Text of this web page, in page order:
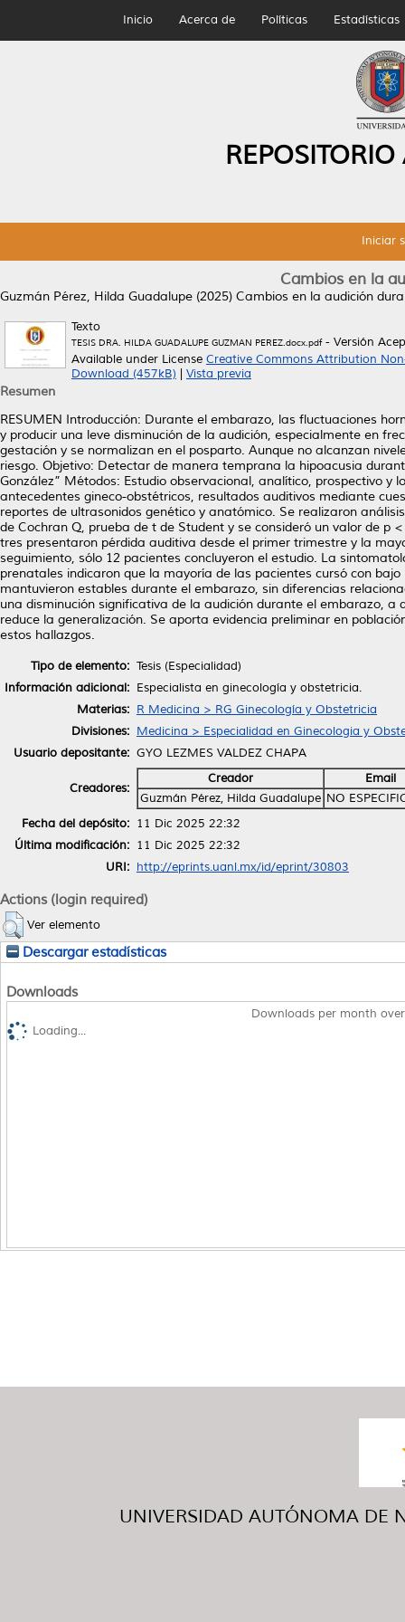
Inicio Acerca de Políticas Estadísticas
Iniciar
Cambios en la
Guzmán Pérez, Hilda Guadalupe (2025) Cambios en la audición
Texto
TESIS DRA. HILDA GUADALUPE GUZMAN PEREZ.docx.pdf- Versión
Available under License Creative Commons Attribution
Download (457kB)
Vista previa
Resumen
RESUMEN Introducción: Durante el embarazo, las fluctuaciones
y producir una leve disminución de la audición, especialmente en
gestación y se normalizan en el posparto. Aunque no alcanzan
riesgo. Objetivo: Detectar de manera temprana la hipoacusia
González” Métodos: Estudio observacional, analítico, prospectivo
antecedentes gineco-obstétricos, resultados auditivos mediante
reportes de ultrasonidos genético y anatómico. Se realizaron
de Cochran Q, prueba de t de Student y se consideró un valor de p
tres presentaron pérdida auditiva desde el primer trimestre y la
seguimiento, sólo 12 pacientes concluyeron el estudio. La
prenatales indicaron que la mayoría de las pacientes cursó con
mantuvieron estables durante el embarazo, sin diferencias
una disminución significativa de la audición durante el embarazo,
reduce la generalización. Se aporta evidencia preliminar en
estos hallazgos.
Tipo de elemento: Tesis (Especialidad)
Información adicional: Especialista en ginecología y obstetricia.
Materias: R Medicina > RG Ginecología y Obstetricia
Divisiones: Medicina > Especialidad en Ginecologia y
Usuario depositante: GYO LEZMES VALDEZ CHAPA
Creadores:
Creador
Email
Guzmán Pérez, Hilda Guadalupe NO
Fecha del depósito: 11 Dic 2025 22:32
Última modificación: 11 Dic 2025 22:32
URI: http://eprints.uanl.mx/id/eprint/30803
Actions (login required)
Ver elemento
Descargar estadísticas
Downloads
Downloads per month
Loading...
UNIVERSIDAD AUTÓNOMA DE